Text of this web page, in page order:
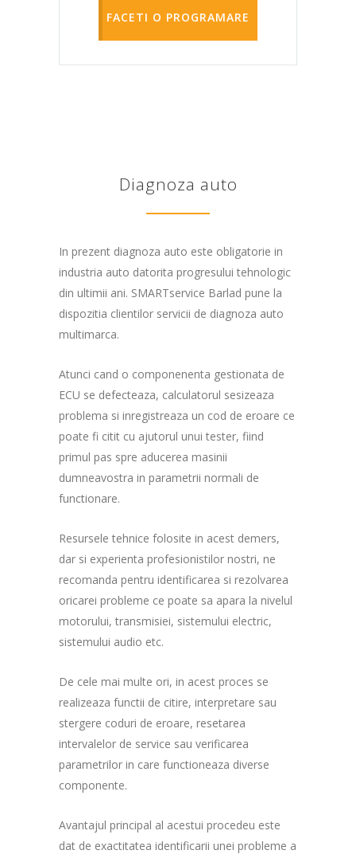
FACETI O PROGRAMARE
Diagnoza auto
In prezent diagnoza auto este obligatorie in
industria auto datorita progresului tehnologic
din ultimii ani. SMARTservice Barlad pune la
dispozitia clientilor servicii de diagnoza auto
multimarca.
Atunci cand o componenenta gestionata de
ECU se defecteaza, calculatorul sesizeaza
problema si inregistreaza un cod de eroare ce
poate fi citit cu ajutorul unui tester, fiind
primul pas spre aducerea masinii
dumneavostra in parametrii normali de
functionare.
Resursele tehnice folosite in acest demers,
dar si experienta profesionistilor nostri, ne
recomanda pentru identificarea si rezolvarea
oricarei probleme ce poate sa apara la nivelul
motorului, transmisiei, sistemului electric,
sistemului audio etc.
De cele mai multe ori, in acest proces se
realizeaza functii de citire, interpretare sau
stergere coduri de eroare, resetarea
intervalelor de service sau verificarea
parametrilor in care functioneaza diverse
componente.
Avantajul principal al acestui procedeu este
dat de exactitatea identificarii unei probleme a